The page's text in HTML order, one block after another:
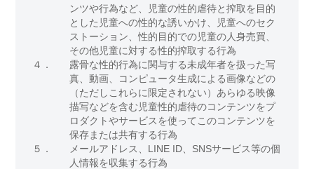
ンツや行為など、児童の性的虐待と搾取を目的
とした児童への性的な誘いかけ、児童へのセク
ストーション、性的目的での児童の人身売買、
その他児童に対する性的搾取する行為
４．
露骨な性的行為に関与する未成年者を扱った写
真、動画、コンピュータ生成による画像などの
（ただしこれらに限定されない）あらゆる映像
描写などを含む児童性的虐待のコンテンツをプ
ロダクトやサービスを使ってこのコンテンツを
保存または共有する行為
５．
メールアドレス、LINE ID、SNSサービス等の個
人情報を収集する行為